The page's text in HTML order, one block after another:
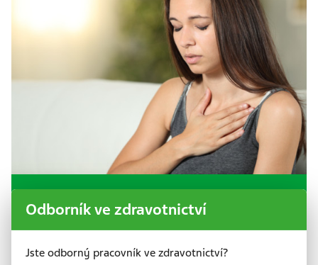
Intranazální versus perorální léčba
alergické rýmy
Intranazální a perorální léky patří k základní
Odborník ve zdravotnictví
Jste odborný pracovník ve zdravotnictví?